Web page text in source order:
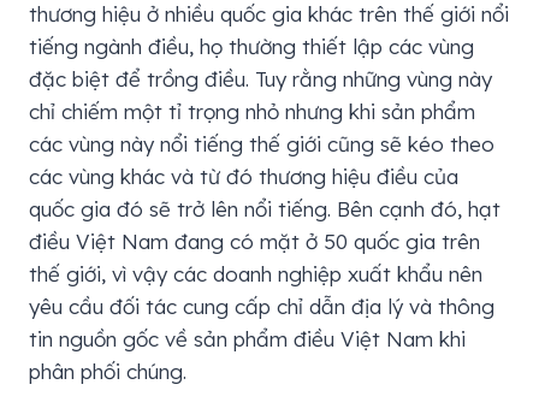
thương hiệu ở nhiều quốc gia khác trên thế giới nổi
tiếng ngành điều, họ thường thiết lập các vùng
đặc biệt để trồng điều. Tuy rằng những vùng này
chỉ chiếm một tỉ trọng nhỏ nhưng khi sản phẩm
các vùng này nổi tiếng thế giới cũng sẽ kéo theo
các vùng khác và từ đó thương hiệu điều của
quốc gia đó sẽ trở lên nổi tiếng. Bên cạnh đó, hạt
điều Việt Nam đang có mặt ở 50 quốc gia trên
thế giới, vì vậy các doanh nghiệp xuất khẩu nên
yêu cầu đối tác cung cấp chỉ dẫn địa lý và thông
tin nguồn gốc về sản phẩm điều Việt Nam khi
phân phối chúng.